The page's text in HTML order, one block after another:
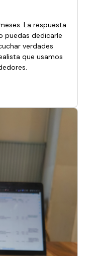
La respuesta
puedas dedicarle
verdades
que usamos